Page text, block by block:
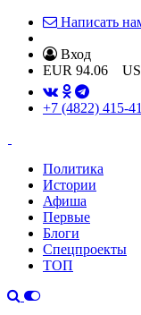
Написать
Вход
EUR 94.06
+7 (4822) 415-
Политика
Истории
Афиша
Первые
Блоги
Спецпроекты
ТОП